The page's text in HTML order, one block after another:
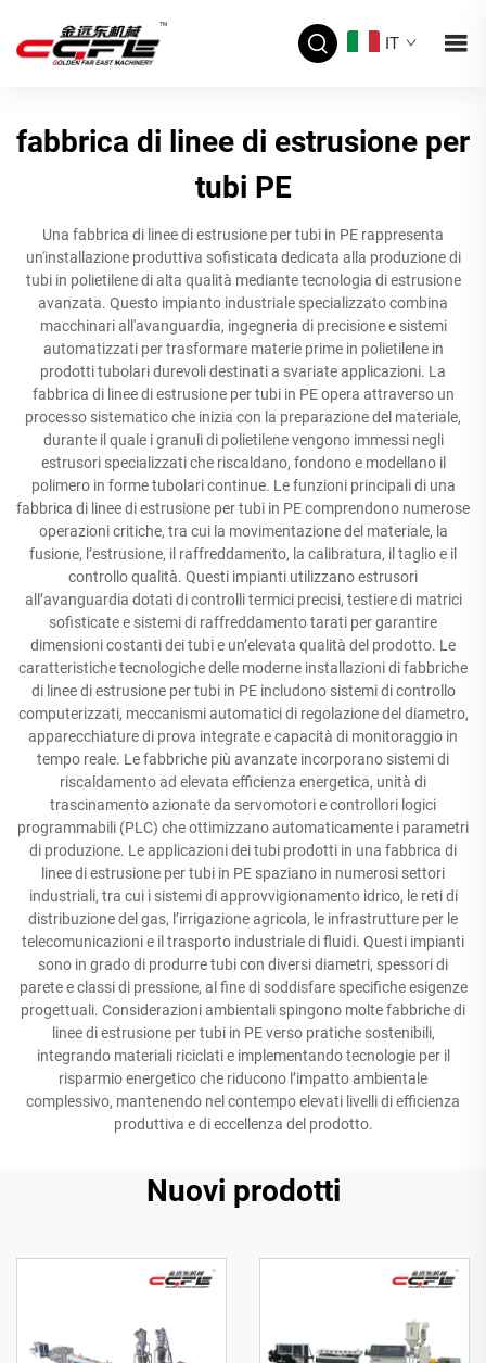
IT
fabbrica di linee di estrusione per
tubi PE
Una fabbrica di linee di estrusione per tubi in PE rappresenta
un'installazione produttiva sofisticata dedicata alla produzione di
tubi in polietilene di alta qualità mediante tecnologia di estrusione
avanzata. Questo impianto industriale specializzato combina
macchinari all'avanguardia, ingegneria di precisione e sistemi
automatizzati per trasformare materie prime in polietilene in
prodotti tubolari durevoli destinati a svariate applicazioni. La
fabbrica di linee di estrusione per tubi in PE opera attraverso un
processo sistematico che inizia con la preparazione del materiale,
durante il quale i granuli di polietilene vengono immessi negli
estrusori specializzati che riscaldano, fondono e modellano il
polimero in forme tubolari continue. Le funzioni principali di una
fabbrica di linee di estrusione per tubi in PE comprendono numerose
operazioni critiche, tra cui la movimentazione del materiale, la
fusione, l’estrusione, il raffreddamento, la calibratura, il taglio e il
controllo qualità. Questi impianti utilizzano estrusori
all’avanguardia dotati di controlli termici precisi, testiere di matrici
sofisticate e sistemi di raffreddamento tarati per garantire
dimensioni costanti dei tubi e un’elevata qualità del prodotto. Le
caratteristiche tecnologiche delle moderne installazioni di fabbriche
di linee di estrusione per tubi in PE includono sistemi di controllo
computerizzati, meccanismi automatici di regolazione del diametro,
apparecchiature di prova integrate e capacità di monitoraggio in
tempo reale. Le fabbriche più avanzate incorporano sistemi di
riscaldamento ad elevata efficienza energetica, unità di
trascinamento azionate da servomotori e controllori logici
programmabili (PLC) che ottimizzano automaticamente i parametri
di produzione. Le applicazioni dei tubi prodotti in una fabbrica di
linee di estrusione per tubi in PE spaziano in numerosi settori
industriali, tra cui i sistemi di approvvigionamento idrico, le reti di
distribuzione del gas, l’irrigazione agricola, le infrastrutture per le
telecomunicazioni e il trasporto industriale di fluidi. Questi impianti
sono in grado di produrre tubi con diversi diametri, spessori di
parete e classi di pressione, al fine di soddisfare specifiche esigenze
progettuali. Considerazioni ambientali spingono molte fabbriche di
linee di estrusione per tubi in PE verso pratiche sostenibili,
integrando materiali riciclati e implementando tecnologie per il
risparmio energetico che riducono l’impatto ambientale
complessivo, mantenendo nel contempo elevati livelli di efficienza
produttiva e di eccellenza del prodotto.
Nuovi prodotti